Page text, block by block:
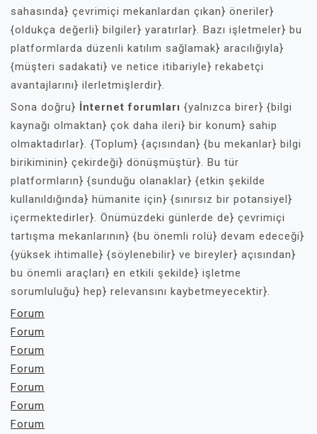
sahasında} çevrimiçi mekanlardan çıkan} öneriler}
{oldukça değerli} bilgiler} yaratırlar}. Bazı işletmeler} bu
platformlarda düzenli katılım sağlamak} aracılığıyla}
{müşteri sadakati} ve netice itibariyle} rekabetçi
avantajlarını} ilerletmişlerdir}.
Sona doğru} İnternet forumları {yalnızca birer} {bilgi
kaynağı olmaktan} çok daha ileri} bir konum} sahip
olmaktadırlar}. {Toplum} {açısından} {bu mekanlar} bilgi
birikiminin} çekirdeği} dönüşmüştür}. Bu tür
platformların} {sunduğu olanaklar} {etkin şekilde
kullanıldığında} hümanite için} {sınırsız bir potansiyel}
içermektedirler}. Önümüzdeki günlerde de} çevrimiçi
tartışma mekanlarının} {bu önemli rolü} devam edeceği}
{yüksek ihtimalle} {söylenebilir} ve bireyler} açısından}
bu önemli araçları} en etkili şekilde} işletme
sorumluluğu} hep} relevansını kaybetmeyecektir}.
Forum
Forum
Forum
Forum
Forum
Forum
Forum